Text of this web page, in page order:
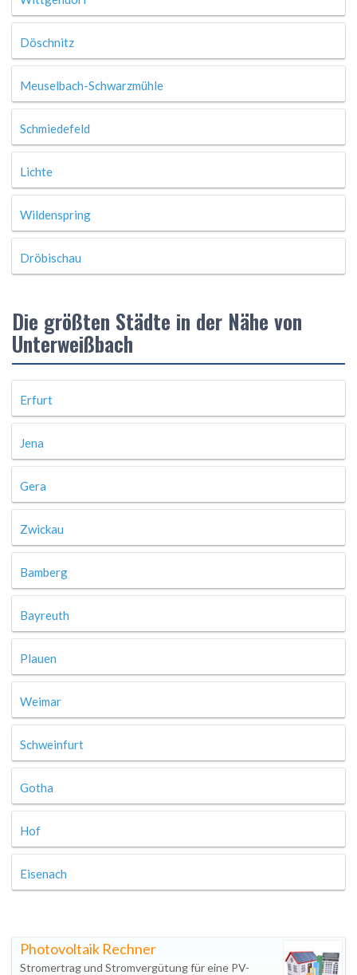
Döschnitz
Meuselbach-Schwarzmühle
Schmiedefeld
Lichte
Wildenspring
Dröbischau
Die größten Städte in der Nähe von
Unterweißbach
Erfurt
Jena
Gera
Zwickau
Bamberg
Bayreuth
Plauen
Weimar
Schweinfurt
Gotha
Hof
Eisenach
Photovoltaik Rechner
Stromertrag und Stromvergütung für eine PV-